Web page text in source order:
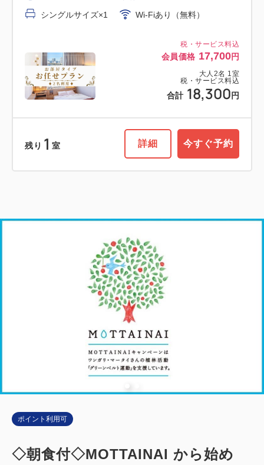
税・サービス料込
会員価格 17,700円
大人 2名 1 室
税・サービス料込
合計 18,300 円
シングルサイズ×1 Wi-Fiあり（無料）
残り 1 室 詳細 今すぐ予約
ポイント利用可
◇朝食付◇MOTTAINAI から始め